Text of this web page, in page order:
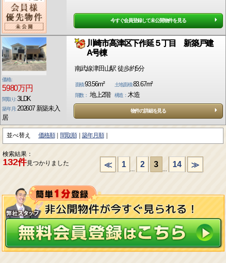
今すぐ会員登録して未公開物件を見る
価格:
5980万円
間取り:3LDK
築年月: 202607 新築未入
居
川崎市高津区下作延５丁目 新築戸建
A号棟
南武線津田山駅 徒歩約5分
面積:93.56m² 土地面積:83.67m²
階数： 地上2階 構造： 木造
物件の詳細を見る
並べ替え 価格順 間取順 築年月順
検索結果：
132件見つかりました ≪ 1 2 3 14 ≫